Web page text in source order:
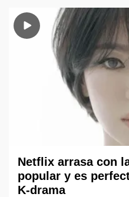
Netflix arrasa con
popular y es
K-drama